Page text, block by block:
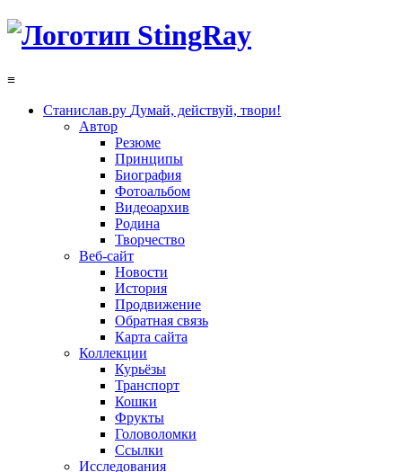
≡
Станислав.ру Думай, действуй, твори!
Автор
Резюме
Принципы
Биография
Фотоальбом
Видеоархив
Родина
Творчество
Веб-сайт
Новости
История
Продвижение
Обратная связь
Карта сайта
Коллекции
Курьёзы
Транспорт
Кошки
Фрукты
Головоломки
Ссылки
Исследования